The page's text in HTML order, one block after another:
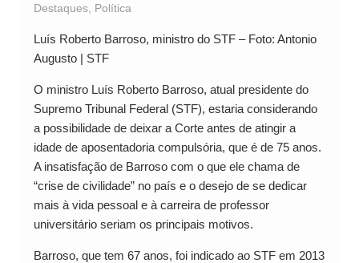
Destaques, Política
Luís Roberto Barroso, ministro do STF – Foto: Antonio
Augusto | STF
O ministro Luís Roberto Barroso, atual presidente do
Supremo Tribunal Federal (STF), estaria considerando
a possibilidade de deixar a Corte antes de atingir a
idade de aposentadoria compulsória, que é de 75 anos.
A insatisfação de Barroso com o que ele chama de
“crise de civilidade” no país e o desejo de se dedicar
mais à vida pessoal e à carreira de professor
universitário seriam os principais motivos.
Barroso, que tem 67 anos, foi indicado ao STF em 2013